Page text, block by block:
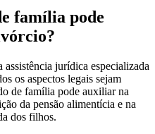
família pode
jurídica especializada
os aspectos legais sejam
de família pode auxiliar na
da pensão alimentícia e na
dos filhos.